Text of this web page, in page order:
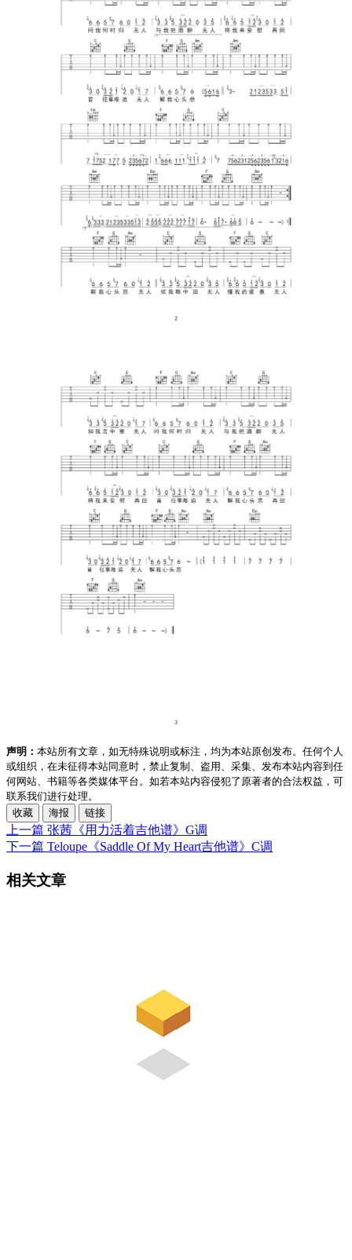
声明： 本站所有文章，如无特殊说明或标注，均为本站原创发布。任何个人
或组织，在未征得本站同意时，禁止复制、盗用、采集、发布本站内容到任
何网站、书籍等各类媒体平台。如若本站内容侵犯了原著者的合法权益，可
联系我们进行处理。
收藏
海报 链接
上一篇 张茜《用力活着吉他谱》G调
下一篇 Teloupe《Saddle Of My Heart吉他谱》C调
相关文章